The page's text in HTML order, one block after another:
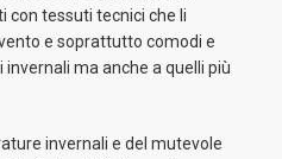
tessuti tecnici che li
e soprattutto comodi e
ma anche a quelli più
invernali e del mutevole